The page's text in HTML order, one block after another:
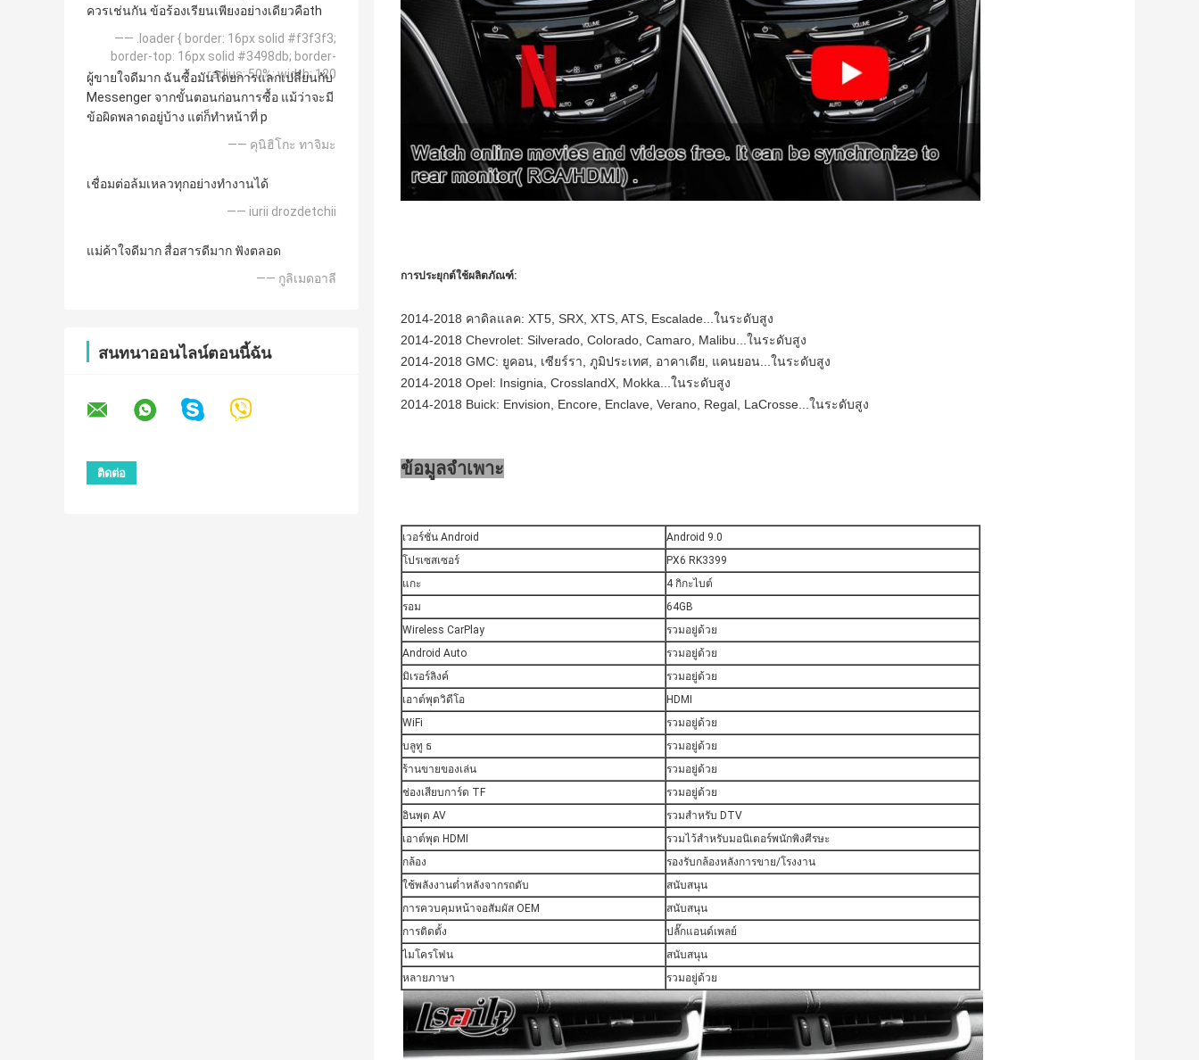
ควรเช่นกัน ข้อร้องเรียนเพียงอย่างเดียวคือth
—— .loader { border: 16px solid #f3f3f3;
border-top: 16px solid #3498db; border-
radius: 50%; width: 120
ผู้ขายใจดีมาก ฉันซื้อมันโดยการแลกเปลี่ยนกับ
Messenger จากขั้นตอนก่อนการซื้อ แม้ว่าจะมี
ข้อผิดพลาดอยู่บ้าง แต่ก็ทำหน้าที่ p
—— คุนิฮิโกะ ทาจิมะ
เชื่อมต่อล้มเหลวทุกอย่างทำงานได้
—— iurii drozdetchii
แม่ค้าใจดีมาก สื่อสารดีมาก ฟังตลอด
—— กูลิเมดอาลี
สนทนาออนไลน์ตอนนี้ฉัน
การประยุกต์ใช้ผลิตภัณฑ์:
2014-2018 คาดิลแลค: XT5, SRX, XTS, ATS, Escalade...ในระดับสูง
2014-2018 Chevrolet: Silverado, Colorado, Camaro, Malibu...ในระดับสูง
2014-2018 GMC: ยูคอน, เซียร์รา, ภูมิประเทศ, อาคาเดีย, แคนยอน...ในระดับสูง
2014-2018 Opel: Insignia, CrosslandX, Mokka...ในระดับสูง
2014-2018 Buick: Envision, Encore, Enclave, Verano, Regal, LaCrosse...ในระดับสูง
ข้อมูลจำเพาะ
เวอร์ชั่น Android
Android 9.0
โปรเซสเซอร์
PX6 RK3399
แกะ
4 กิกะไบต์
รอม
64GB
Wireless CarPlay
รวมอยู่ด้วย
Android Auto
รวมอยู่ด้วย
มิเรอร์ลิงค์
รวมอยู่ด้วย
เอาต์พุตวิดีโอ
HDMI
WiFi
รวมอยู่ด้วย
บลูทู ธ
รวมอยู่ด้วย
ร้านขายของเล่น
รวมอยู่ด้วย
ช่องเสียบการ์ด TF
รวมอยู่ด้วย
อินพุต AV
รวมสำหรับ DTV
เอาต์พุต HDMI
รวมไว้สำหรับมอนิเตอร์พนักพิงศีรษะ
กล้อง
รองรับกล้องหลังการขาย/โรงงาน
ใช้พลังงานต่ำหลังจากรถดับ
สนับสนุน
การควบคุมหน้าจอสัมผัส OEM
สนับสนุน
การติดตั้ง
ปลั๊กแอนด์เพลย์
ไมโครโฟน
สนับสนุน
หลายภาษา
รวมอยู่ด้วย